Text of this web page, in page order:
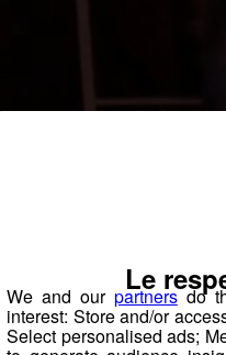
We and our partnersdo
interest: Store and/or
Select personalised ads;
Le